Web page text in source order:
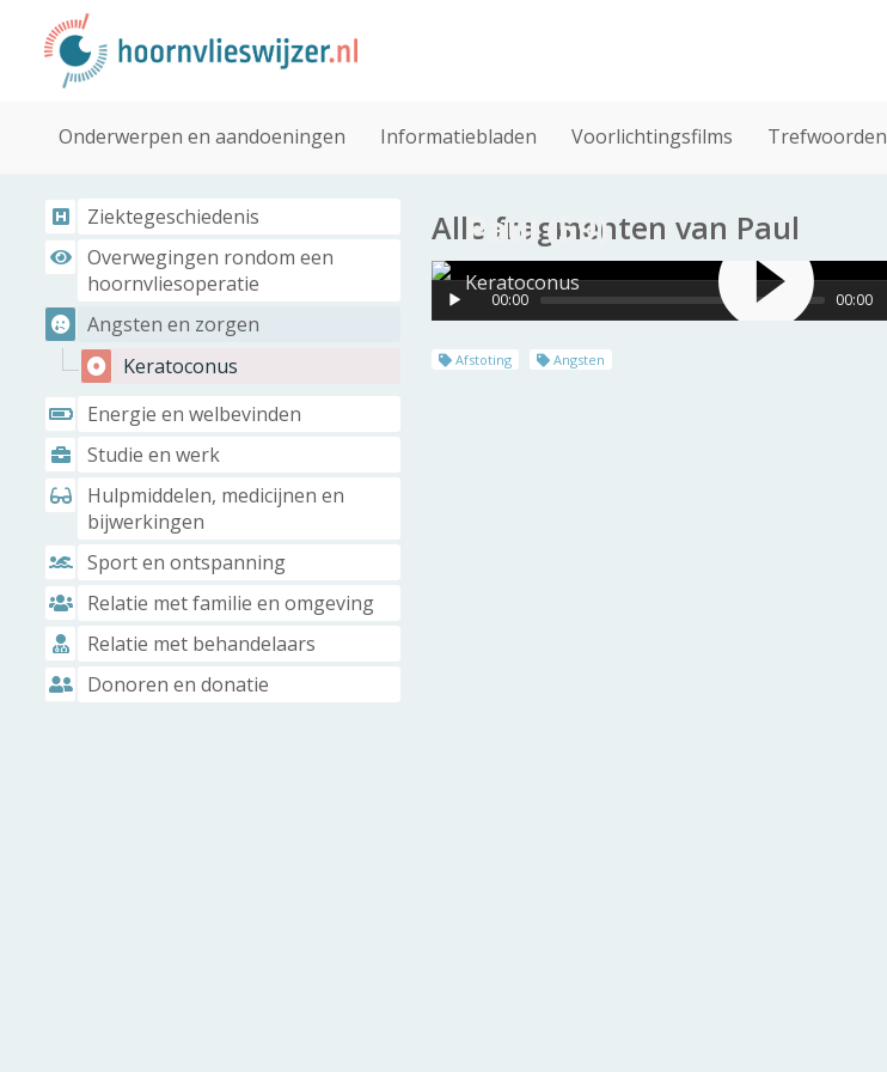
Onderwerpen en aandoeningen Informatiebladen Voorlichtingsfilms Trefwoorden
Ziektegeschiedenis
Overwegingen rondom een
hoornvliesoperatie
Angsten en zorgen
Keratoconus
Energie en welbevinden
Studie en werk
Hulpmiddelen, medicijnen en
bijwerkingen
Sport en ontspanning
Relatie met familie en omgeving
Relatie met behandelaars
Donoren en donatie
Alle fragmenten van Paul
Paul (59)
Keratoconus
00:00 00:00
Afstoting Angsten